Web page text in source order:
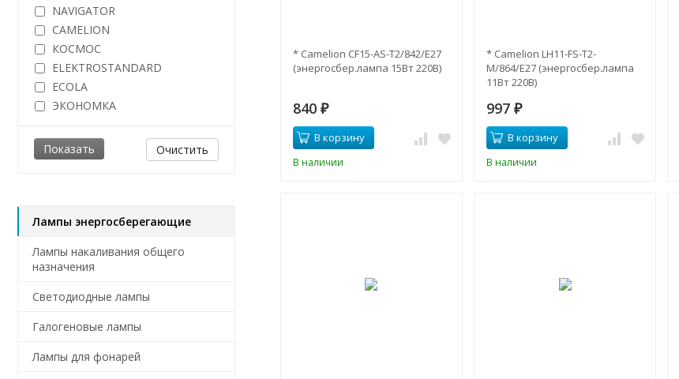
* Camelion CF15-AS-T2/842/E27
(энергосбер.лампа 15Вт 220В)
840 ₽
В корзину
В наличии
* Camelion LH11-FS-T2-
M/864/E27 (энергосбер.лампа
11Вт 220В)
997 ₽
В корзину
В наличии
NAVIGATOR
CAMELION
КОСМОС
ELEKTROSTANDARD
ECOLA
ЭКОНОМКА
Очистить
Лампы энергосберегающие
Лампы накаливания общего
назначения
Светодиодные лампы
Галогеновые лампы
Лампы для фонарей